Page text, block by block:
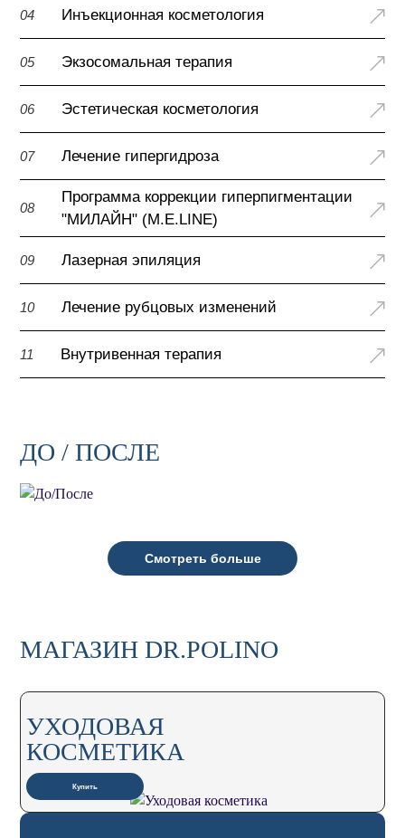
04 Инъекционная косметология
05 Экзосомальная терапия
06 Эстетическая косметология
07 Лечение гипергидроза
08
Программа коррекции гиперпигментации
"МИЛАЙН" (M.E.LINE)
09 Лазерная эпиляция
10 Лечение рубцовых изменений
11 Внутривенная терапия
ДО / ПОСЛЕ
Смотреть больше
МАГАЗИН DR.POLINO
УХОДОВАЯ
КОСМЕТИКА
Купить